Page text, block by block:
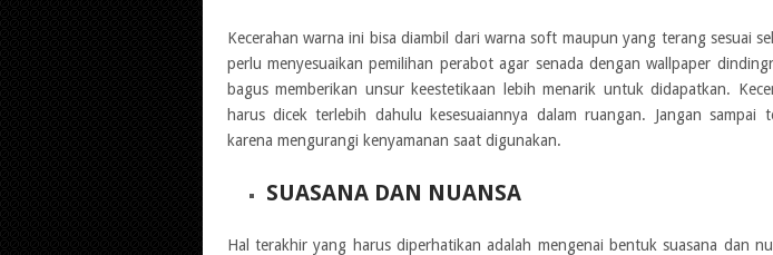
Kecerahan warna ini bisa diambil dari warna soft maupun yang terang sesuai
perlu menyesuaikan pemilihan perabot agar senada dengan wallpaper
bagus memberikan unsur keestetikaan lebih menarik untuk didapatkan.
harus dicek terlebih dahulu kesesuaiannya dalam ruangan. Jangan sampai
karena mengurangi kenyamanan saat digunakan.
SUASANA DAN NUANSA
Hal terakhir yang harus diperhatikan adalah mengenai bentuk suasana dan